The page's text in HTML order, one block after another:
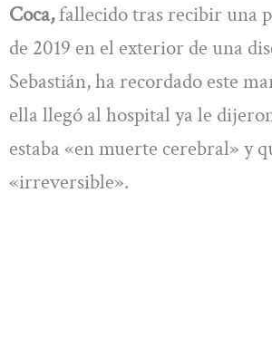
Coca,fallecido tras recibir una
de 2019 en el exterior de una
Sebastián, ha recordado este
ella llegó al hospital ya le
estaba «en muerte cerebral» y
«irreversible».